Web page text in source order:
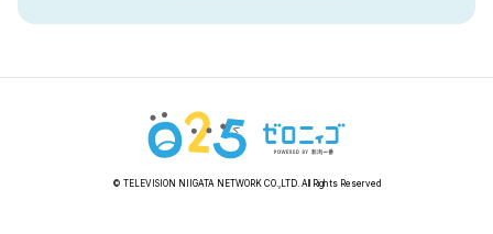
© TELEVISION NIIGATA NETWORK CO.,LTD. All Rights Reserved